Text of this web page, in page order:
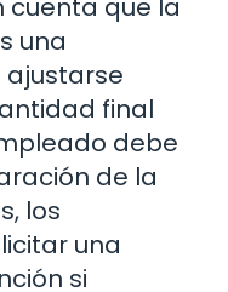
cuenta que la
una
ajustarse
final
debe
de la
los
una
si